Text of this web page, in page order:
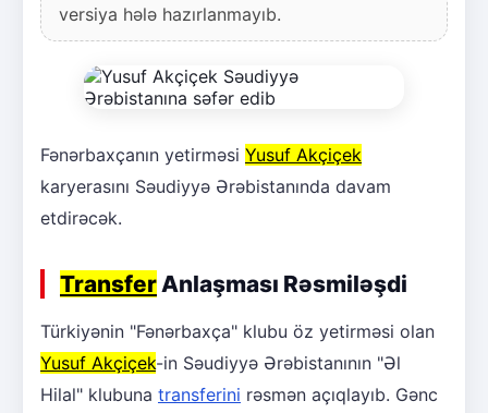
versiya hələ hazırlanmayıb.
Fənərbaxçanın yetirməsi Yusuf Akçiçek
karyerasını Səudiyyə Ərəbistanında davam
etdirəcək.
Transfer Anlaşması Rəsmiləşdi
Türkiyənin "Fənərbaxça" klubu öz yetirməsi olan
Yusuf Akçiçek-in Səudiyyə Ərəbistanının "Əl
Hilal" klubuna transferini rəsmən açıqlayıb. Gənc